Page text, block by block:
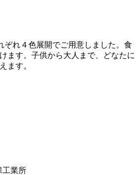
ぞれ４色展開でご用意しました。食
ます。子供から大人まで、どなたに
ます。